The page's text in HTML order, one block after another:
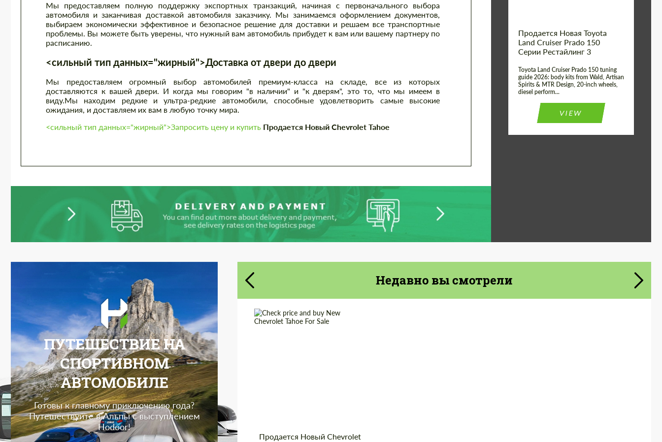
Мы предоставляем полную поддержку экспортных транзакций, начиная с первоначального выбора
автомобиля и заканчивая доставкой автомобиля заказчику. Мы занимаемся оформлением документов,
выбираем экономически эффективное и безопасное решение для доставки и решаем все транспортные
проблемы. Вы можете быть уверены, что нужный вам автомобиль прибудет к вам или вашему партнеру по
расписанию.
<сильный тип данных="жирный">Доставка от двери до двери
Мы предоставляем огромный выбор автомобилей премиум-класса на складе, все из которых
доставляются к вашей двери. И когда мы говорим "в наличии" и "к дверям", это то, что мы имеем в
виду.Мы находим редкие и ультра-редкие автомобили, способные удовлетворить самые высокие
ожидания, и доставляем их вам в любую точку мира.
<сильный тип данных="жирный">Запросить цену и купить Продается Новый Chevrolet Tahoe
Продается Новая Toyota
Land Cruiser Prado 150
Серии Рестайлинг 3
Toyota Land Cruiser Prado 150 tuning
guide 2026: body kits from Wald, Artisan
Spirits & MTR Design, 20-inch wheels,
diesel perform...
VIEW
ПУТЕШЕСТВИЕ НА
СПОРТИВНОМ
АВТОМОБИЛЕ
Готовы к главному приключению года?
Путешествуйте в Альпы с выступлением
Hodoor!
Недавно вы смотрели
Продается Новый Chevrolet
Заказать обратный звонок
Please use this form to fill in some basic
information for your price request. We will
contact you within 1 business day with our
Cогласиться на обработку
персональных данных
Please use this form to fill in some basic
information for your price request. We will
contact you within 1 business day with our
Cогласиться на обработку
персональных данных